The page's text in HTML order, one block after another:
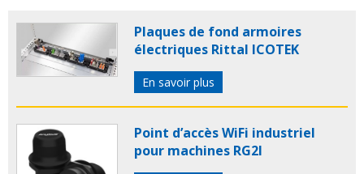
connecteurs
Plaques de fond armoires
électriques Rittal ICOTEK
En savoir plus
Point d’accès WiFi industriel
pour machines RG2I